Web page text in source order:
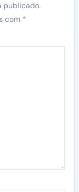
publicado.
com *